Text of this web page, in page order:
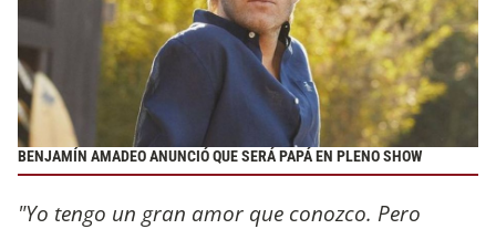
BENJAMÍN AMADEO ANUNCIÓ QUE SERÁ PAPÁ EN PLENO SHOW
"Yo tengo un gran amor que conozco. Pero